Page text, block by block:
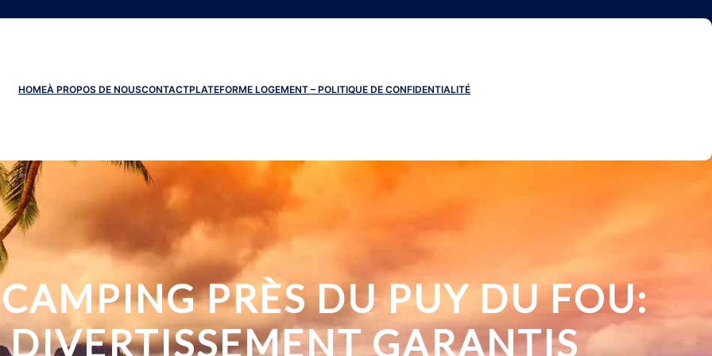
HOMEÀ PROPOS DE NOUSCONTACTPLATEFORME LOGEMENT – POLITIQUE DE CONFIDENTIALITÉ
PRÈS DU PUY DU FOU:
GARANTIS